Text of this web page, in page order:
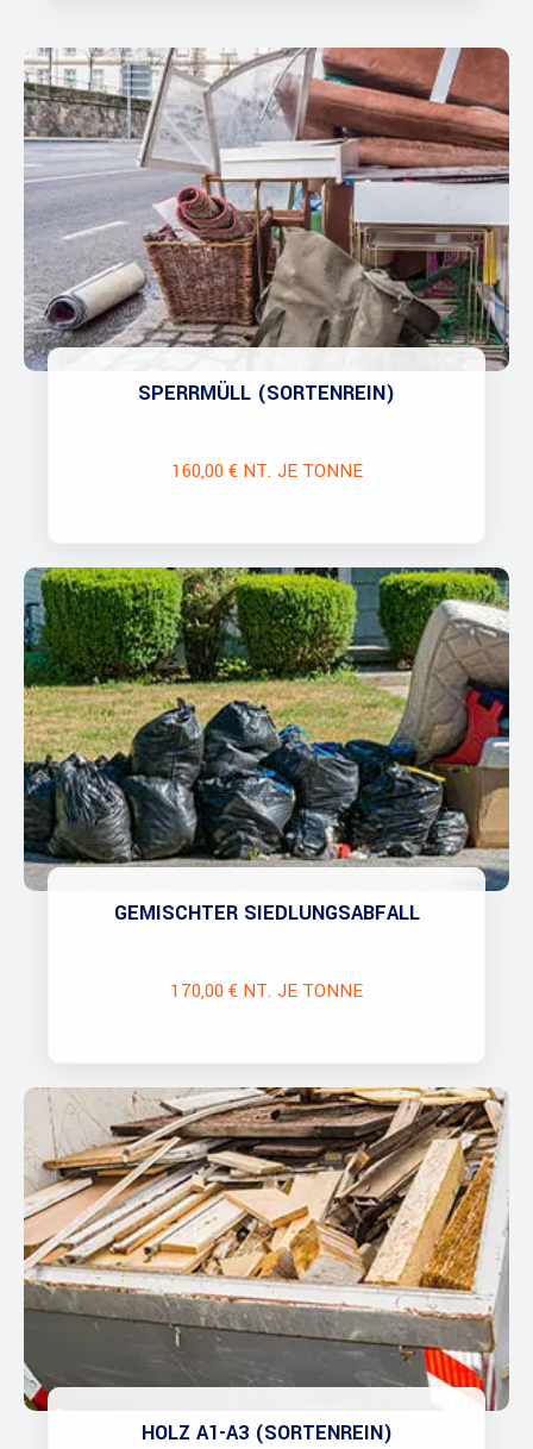
SPERRMÜLL (SORTENREIN)
160,00 € NT. JE TONNE
GEMISCHTER SIEDLUNGSABFALL
170,00 € NT. JE TONNE
HOLZ A1-A3 (SORTENREIN)